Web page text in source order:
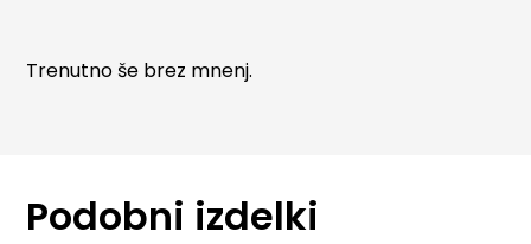
Trenutno še brez mnenj.
Podobni izdelki